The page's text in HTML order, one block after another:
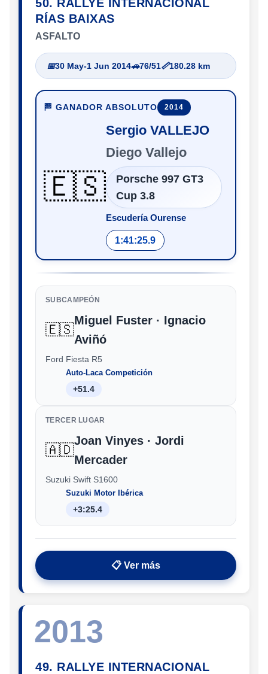
50. RALLYE INTERNACIONAL
RÍAS BAIXAS
ASFALTO
📅30 May-1 Jun 2014🚗76/51📏180.28 km
🏁 GANADOR ABSOLUTO 2014
🇪🇸
Sergio VALLEJO
Diego Vallejo
Porsche 997 GT3
Cup 3.8
Escudería Ourense
1:41:25.9
SUBCAMPEÓN
🇪🇸
Miguel Fuster · Ignacio
Aviñó
Ford Fiesta R5
Auto-Laca Competición
+51.4
TERCER LUGAR
🇦🇩
Joan Vinyes · Jordi
Mercader
Suzuki Swift S1600
Suzuki Motor Ibérica
+3:25.4
📋 Ver más
2013
49. RALLYE INTERNACIONAL